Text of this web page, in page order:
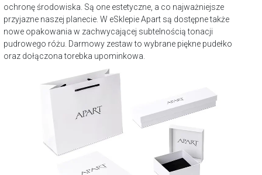
ochronę środowiska. Są one estetyczne, a co najważniejsze
przyjazne naszej planecie. W eSklepie Apart są dostępne także
nowe opakowania w zachwycającej subtelnością tonacji
pudrowego różu. Darmowy zestaw to wybrane piękne pudełko
oraz dołączona torebka upominkowa.